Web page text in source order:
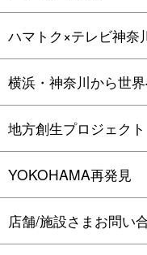
ハマトク×テレビ神奈
横浜・神奈川から世
地方創生プロジェクト
YOKOHAMA再発見
店舗/施設さまお問い